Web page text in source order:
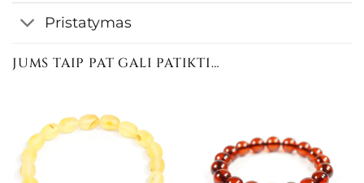
Pristatymas
JUMS TAIP PAT GALI PATIKTI…